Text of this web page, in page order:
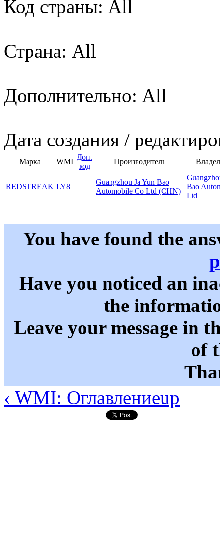
Код страны: All
Страна: All
Дополнительно: All
Дата создания /
Марка WMI
Доп.
код
Производитель
REDSTREAK LY8
Guangzhou Ja Yun Bao
Automobile Co Ltd (CHN)
Bao
Ltd
You have found the
Have you noticed an
the
Leave your message in
of
‹ WMI: Оглавлениеup